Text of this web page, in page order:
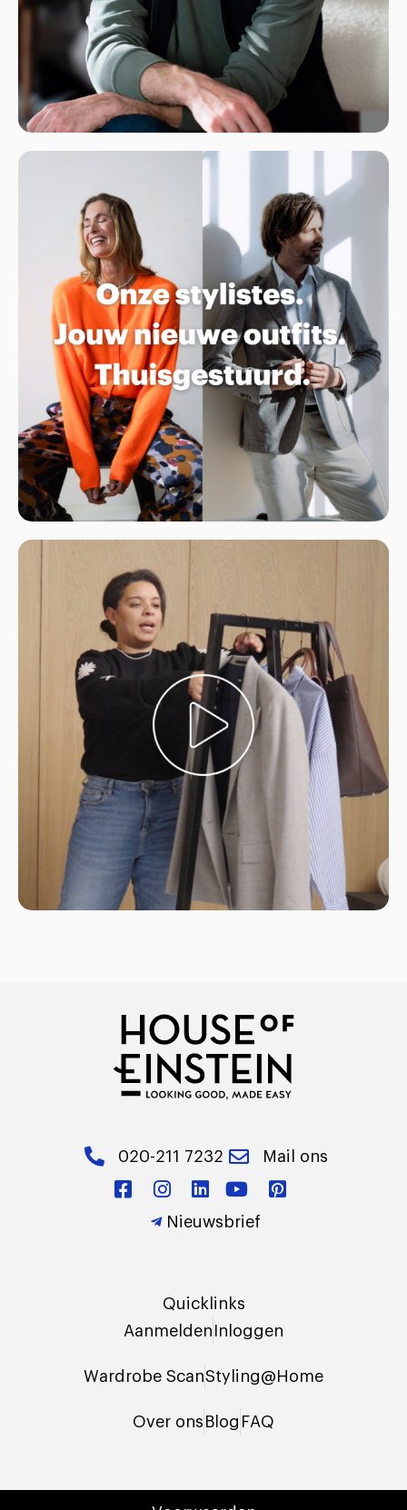
020-211 7232 Mail ons
Nieuwsbrief
Quicklinks
Aanmelden Inloggen
Wardrobe ScanStyling@Home
Over ons Blog FAQ